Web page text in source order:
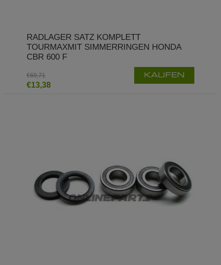
RADLAGER SATZ KOMPLETT
TOURMAXMIT SIMMERRINGEN HONDA
CBR 600 F
€69,71
€13,38
KAUFEN